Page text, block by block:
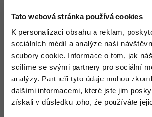
Tato webová stránka používá cookies
K personalizaci obsahu a reklam,
sociálních médií a analýze naší
soubory cookie. Informace o tom, jak
sdílíme se svými partnery pro sociální
analýzy. Partneři tyto údaje mohou
dalšími informacemi, které jste jim
získali v důsledku toho, že používáte
Fórum
Kybernetická bezpečnost
Elektronický podpis
Fórum
Kurzy designu
-80%
Adam "Nero" Chudomel:
Sakra, Win vyhledávání přímo ve složce mě
Nahoru Odpovědět